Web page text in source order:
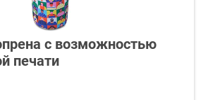
с возможностью
печати